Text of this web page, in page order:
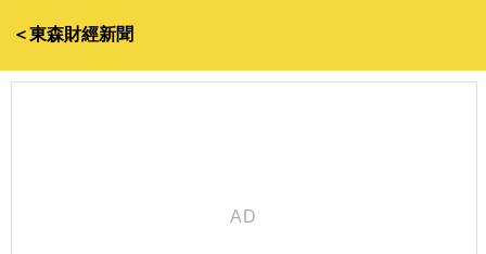
＜東森財經新聞